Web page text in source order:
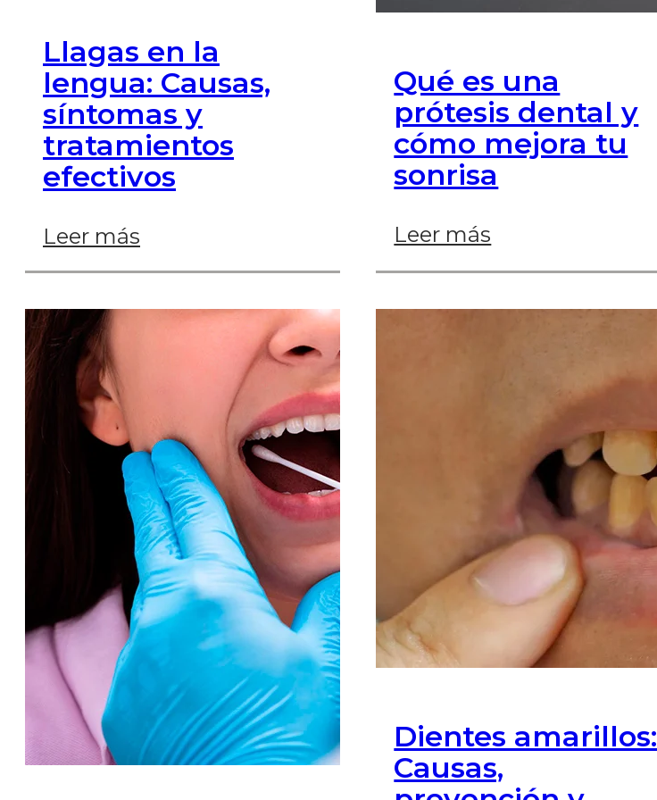
Llagas en la
lengua: Causas,
síntomas y
tratamientos
efectivos
Leer más
Qué es una
prótesis dental y
cómo mejora tu
sonrisa
Leer más
Dientes amarillos:
Causas,